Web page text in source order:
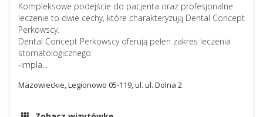
Kompleksowe podejście do pacjenta oraz profesjonalne
leczenie to dwie cechy, które charakteryzują Dental Concept
Perkowscy.
Dental Concept Perkowscy oferują pełen zakres leczenia
stomatologicznego:
-impla...
Mazowieckie, Legionowo 05-119, ul. ul. Dolna 2